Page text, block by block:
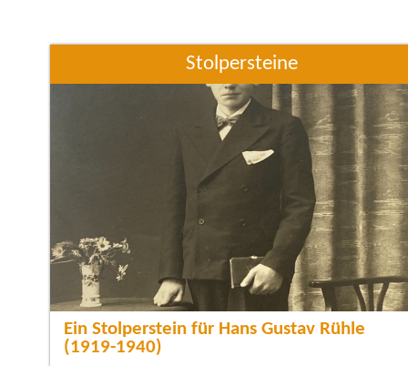
Stolpersteine
Ein Stolperstein für Hans Gustav Rühle
(1919-1940)